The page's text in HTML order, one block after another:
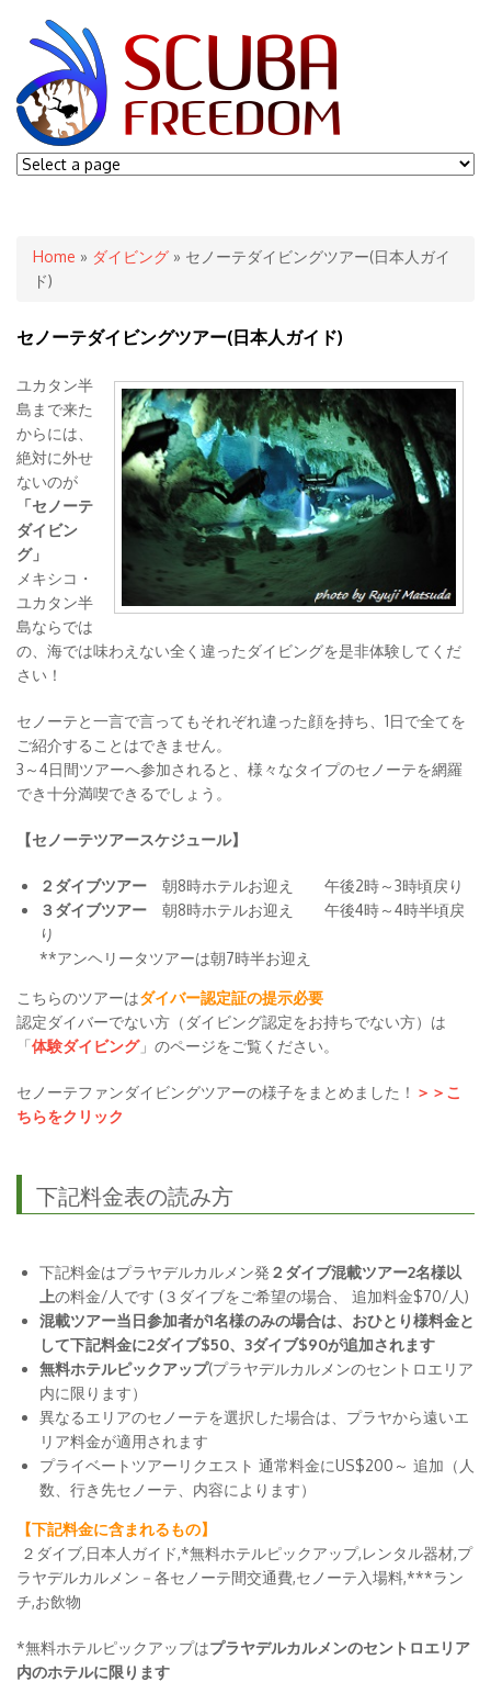
You are here
Home » ダイビング » セノーテダイビングツアー(日本人ガイ
ド)
セノーテダイビングツアー(日本人ガイド)
ユカタン半
島まで来た
からには、
絶対に外せ
ないのが
「セノーテ
ダイビン
グ」
メキシコ・
ユカタン半
島ならでは
の、海では味わえない全く違ったダイビングを是非体験してくだ
さい！
セノーテと一言で言ってもそれぞれ違った顔を持ち、1日で全てを
ご紹介することはできません。
3～4日間ツアーへ参加されると、様々なタイプのセノーテを網羅
でき十分満喫できるでしょう。
【セノーテツアースケジュール】
２ダイブツアー 朝8時ホテルお迎え 午後2時～3時頃戻り
３ダイブツアー 朝8時ホテルお迎え 午後4時～4時半頃戻
り
**アンヘリータツアーは朝7時半お迎え
こちらのツアーはダイバー認定証の提示必要
認定ダイバーでない方（ダイビング認定をお持ちでない方）は
「体験ダイビング」のページをご覧ください。
セノーテファンダイビングツアーの様子をまとめました！ ＞＞こ
ちらをクリック
下記料金表の読み方
下記料金はプラヤデルカルメン発 ２ダイブ混載ツアー2名様以
上の料金/人です (３ダイブをご希望の場合、 追加料金$70/人)
混載ツアー当日参加者が1名様のみの場合は、おひとり様料金と
して下記料金に2ダイブ$50、3ダイブ$90が追加されます
無料ホテルピックアップ(プラヤデルカルメンのセントロエリア
内に限ります）
異なるエリアのセノーテを選択した場合は、プラヤから遠いエ
リア料金が適用されます
プライベートツアーリクエスト 通常料金にUS$200～ 追加（人
数、行き先セノーテ、内容によります）
【下記料金に含まれるもの】
２ダイブ,日本人ガイド,*無料ホテルピックアップ,レンタル器材,プ
ラヤデルカルメン－各セノーテ間交通費,セノーテ入場料,***ラン
チ,お飲物
*無料ホテルピックアップはプラヤデルカルメンのセントロエリア
内のホテルに限ります